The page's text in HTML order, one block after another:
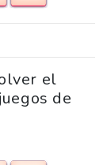
el
de